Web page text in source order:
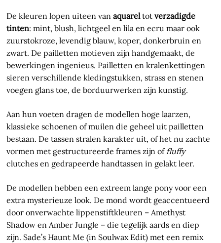
De kleuren lopen uiteen vanaquareltot verzadigde
tinten: mint, blush, lichtgeel en lila en ecru maar ook
zuurstokroze, levendig blauw, koper, donkerbruin en
zwart. De pailletten motieven zijn handgemaakt, de
bewerkingen ingenieus. Pailletten en kralenkettingen
sieren verschillende kledingstukken, strass en stenen
voegen glans toe, de borduurwerken zijn kunstig.
Aan hun voeten dragen de modellen hoge laarzen,
klassieke schoenen of muilen die geheel uit pailletten
bestaan. De tassen stralen karakter uit, of het nu zachte
vormen met gestructureerde frames zijn offluffy
clutches en gedrapeerde handtassen in gelakt leer.
De modellen hebben een extreem lange pony voor een
extra mysterieuze look. De mond wordt geaccentueerd
door onverwachte lippenstiftkleuren – Amethyst
Shadow en Amber Jungle – die tegelijk aards en diep
zijn. Sade’s Haunt Me (in Soulwax Edit) met een remix